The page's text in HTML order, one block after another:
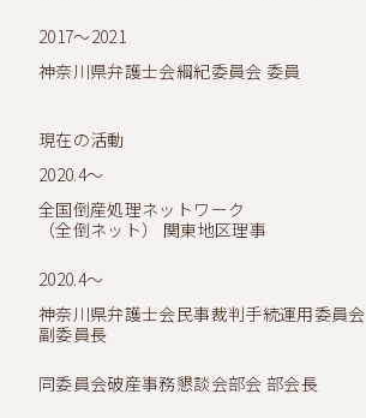
2017～2021
神奈川県弁護士会綱紀委員会 委員
現在の活動
2020.4～
全国倒産処理ネットワーク
（全倒ネット） 関東地区理事
2020.4～
神奈川県弁護士会民事裁判手続運用委員会
副委員長
同委員会破産事務懇談会部会 部会長